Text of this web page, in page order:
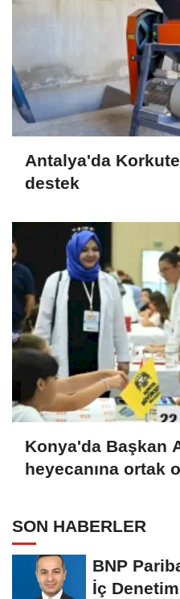
Antalya'da
destek
Konya'da Başkan
heyecanına ortak
SON HABERLER
BNP
İç